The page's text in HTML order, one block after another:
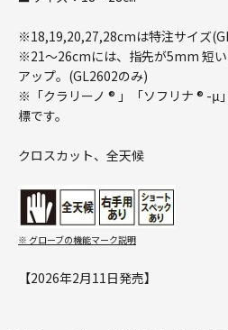
※18,19,20,27,28cmは特注サイズ
※21～26cmには、指先が5mm 短い
アップ。(GL2602のみ)
※「クラリーノ ® 」「ソフリナ ® -μ
標です。
クロスカット、全天候
※ グローブの機能マーク説明
【2026年2月11日発売】